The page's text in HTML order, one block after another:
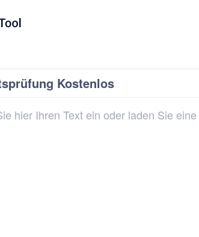
Kostenlos